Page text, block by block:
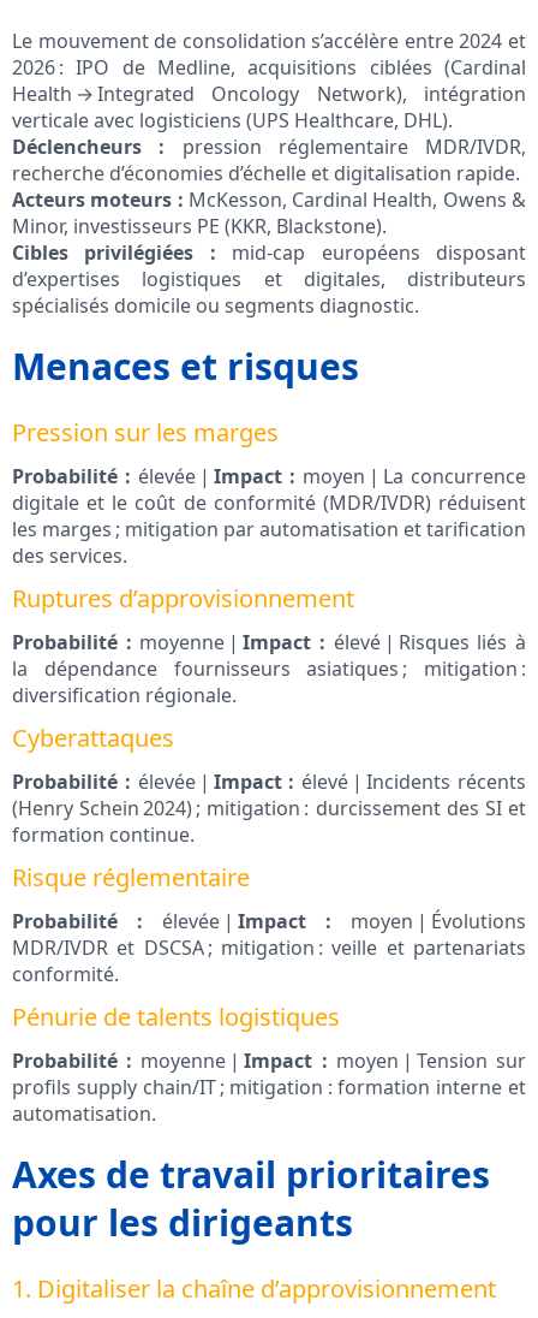
Le mouvement de consolidation s’accélère entre 2024 et
2026 : IPO de Medline, acquisitions ciblées (Cardinal
Health → Integrated Oncology Network), intégration
verticale avec logisticiens (UPS Healthcare, DHL).
Déclencheurs : pression réglementaire MDR/IVDR,
recherche d’économies d’échelle et digitalisation rapide.
Acteurs moteurs : McKesson, Cardinal Health, Owens &
Minor, investisseurs PE (KKR, Blackstone).
Cibles privilégiées : mid-cap européens disposant
d’expertises logistiques et digitales, distributeurs
spécialisés domicile ou segments diagnostic.
Menaces et risques
Pression sur les marges
Probabilité : élevée | Impact : moyen | La concurrence
digitale et le coût de conformité (MDR/IVDR) réduisent
les marges ; mitigation par automatisation et tarification
des services.
Ruptures d’approvisionnement
Probabilité : moyenne |Impact : élevé | Risques liés à
la dépendance fournisseurs asiatiques ; mitigation :
diversification régionale.
Cyberattaques
Probabilité : élevée | Impact : élevé | Incidents récents
(Henry Schein 2024) ; mitigation : durcissement des SI et
formation continue.
Risque réglementaire
Probabilité : élevée | Impact : moyen | Évolutions
MDR/IVDR et DSCSA ; mitigation : veille et partenariats
conformité.
Pénurie de talents logistiques
Probabilité : moyenne |Impact : moyen | Tension sur
profils supply chain/IT ; mitigation : formation interne et
automatisation.
Axes de travail prioritaires
pour les dirigeants
1. Digitaliser la chaîne d’approvisionnement